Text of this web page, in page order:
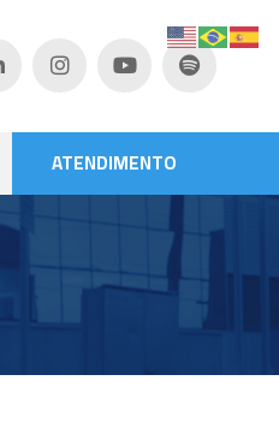
ATENDIMENTO